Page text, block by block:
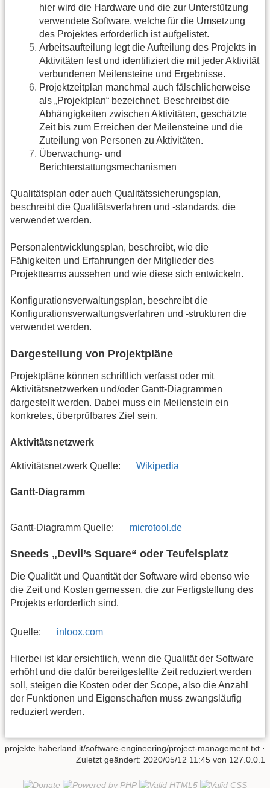
hier wird die Hardware und die zur Unterstützung
verwendete Software, welche für die Umsetzung
des Projektes erforderlich ist aufgelistet.
Arbeitsaufteilung legt die Aufteilung des Projekts in
Aktivitäten fest und identifiziert die mit jeder Aktivität
verbundenen Meilensteine und Ergebnisse.
Projektzeitplan manchmal auch fälschlicherweise
als „Projektplan“ bezeichnet. Beschreibst die
Abhängigkeiten zwischen Aktivitäten, geschätzte
Zeit bis zum Erreichen der Meilensteine und die
Zuteilung von Personen zu Aktivitäten.
Überwachung- und
Berichterstattungsmechanismen
Qualitätsplan oder auch Qualitätssicherungsplan,
beschreibt die Qualitätsverfahren und -standards, die
verwendet werden.
Personalentwicklungsplan, beschreibt, wie die
Fähigkeiten und Erfahrungen der Mitglieder des
Projektteams aussehen und wie diese sich entwickeln.
Konfigurationsverwaltungsplan, beschreibt die
Konfigurationsverwaltungsverfahren und -strukturen die
verwendet werden.
Dargestellung von Projektpläne
Projektpläne können schriftlich verfasst oder mit
Aktivitätsnetzwerken und/oder Gantt-Diagrammen
dargestellt werden. Dabei muss ein Meilenstein ein
konkretes, überprüfbares Ziel sein.
Aktivitätsnetzwerk
Aktivitätsnetzwerk Quelle: Wikipedia
Gantt-Diagramm
Gantt-Diagramm Quelle: microtool.de
Sneeds „Devil’s Square“ oder Teufelsplatz
Die Qualität und Quantität der Software wird ebenso wie
die Zeit und Kosten gemessen, die zur Fertigstellung des
Projekts erforderlich sind.
Quelle: inloox.com
Hierbei ist klar ersichtlich, wenn die Qualität der Software
erhöht und die dafür bereitgestellte Zeit reduziert werden
soll, steigen die Kosten oder der Scope, also die Anzahl
der Funktionen und Eigenschaften muss zwangsläufig
reduziert werden.
projekte.haberland.it/software-engineering/project-management.txt ·
Zuletzt geändert: 2020/05/12 11:45 von 127.0.0.1